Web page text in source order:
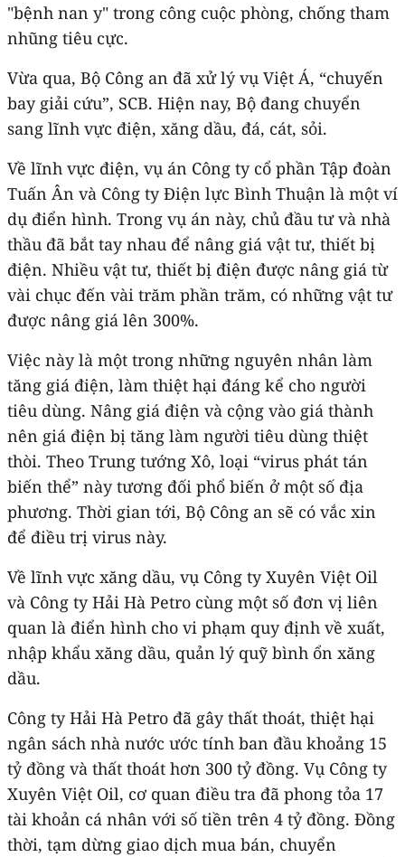
"bệnh nan y" trong công cuộc phòng, chống tham
nhũng tiêu cực.
Vừa qua, Bộ Công an đã xử lý vụ Việt Á, “chuyến
bay giải cứu”, SCB. Hiện nay, Bộ đang chuyển
sang lĩnh vực điện, xăng dầu, đá, cát, sỏi.
Về lĩnh vực điện, vụ án Công ty cổ phần Tập đoàn
Tuấn Ân và Công ty Điện lực Bình Thuận là một ví
dụ điển hình. Trong vụ án này, chủ đầu tư và nhà
thầu đã bắt tay nhau để nâng giá vật tư, thiết bị
điện. Nhiều vật tư, thiết bị điện được nâng giá từ
vài chục đến vài trăm phần trăm, có những vật tư
được nâng giá lên 300%.
Việc này là một trong những nguyên nhân làm
tăng giá điện, làm thiệt hại đáng kể cho người
tiêu dùng. Nâng giá điện và cộng vào giá thành
nên giá điện bị tăng làm người tiêu dùng thiệt
thòi. Theo Trung tướng Xô, loại “virus phát tán
biến thể” này tương đối phổ biến ở một số địa
phương. Thời gian tới, Bộ Công an sẽ có vắc xin
để điều trị virus này.
Về lĩnh vực xăng dầu, vụ Công ty Xuyên Việt Oil
và Công ty Hải Hà Petro cùng một số đơn vị liên
quan là điển hình cho vi phạm quy định về xuất,
nhập khẩu xăng dầu, quản lý quỹ bình ổn xăng
dầu.
Công ty Hải Hà Petro đã gây thất thoát, thiệt hại
ngân sách nhà nước ước tính ban đầu khoảng 15
tỷ đồng và thất thoát hơn 300 tỷ đồng. Vụ Công ty
Xuyên Việt Oil, cơ quan điều tra đã phong tỏa 17
tài khoản cá nhân với số tiền trên 4 tỷ đồng. Đồng
thời, tạm dừng giao dịch mua bán, chuyển